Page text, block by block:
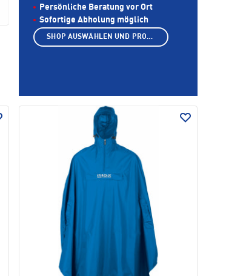
Persönliche Beratung vor Ort
Sofortige Abholung möglich
SHOP AUSWÄHLEN UND PRODUKTE ANZEIGEN